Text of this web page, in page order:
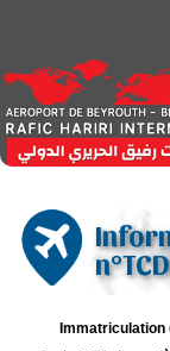
Immatriculation